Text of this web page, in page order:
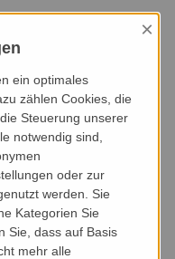
DIESES JAHR
×
ein optimales
zählen Cookies, die
Steuerung unserer
notwendig sind,
oder zur
werden. Sie
Kategorien Sie
Sie, dass auf Basis
mehr alle